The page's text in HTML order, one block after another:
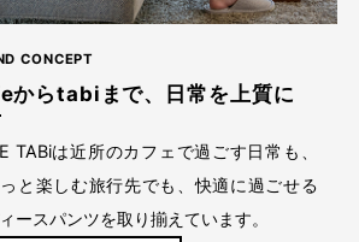
CONCEPT
からtabiまで、日常を上質に
TABiは近所のカフェで過ごす日常も、
と楽しむ旅行先でも、快適に過ごせる
ースパンツを取り揃えています。